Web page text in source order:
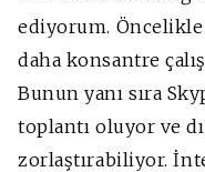
ediyorum.
daha konsantre
Bunun yanı sıra
toplantı oluyor ve
zorlaştırabiliyor.